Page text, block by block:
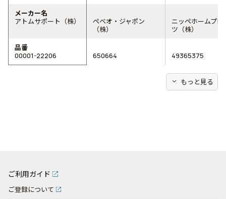
メーカー名
アトムサポート（株）
ペベオ・ジャポン
（株）
ニッペホームプロ
ツ（株）
品番
00001-22206
650664 49365375
expand_more もっと見る
ご利用ガイド
ご登録について